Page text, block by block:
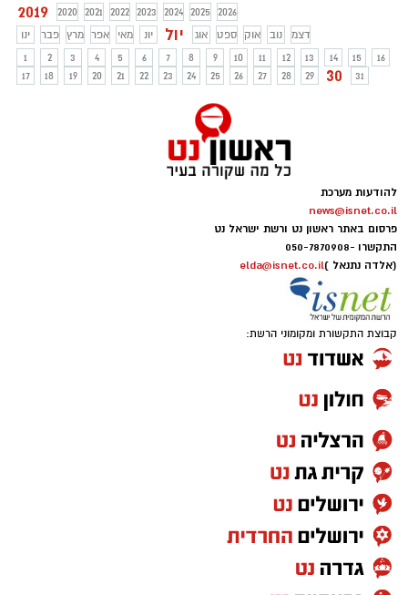
2019 2020 2021 2022 2023 2024 2025
2026
ינו
פבר מרץ אפר מאי יונ יול אוג ספט אוק נוב
דצמ
1
2 3 4 5 6 7 8 9 10 11 12 13 14 15
16
17
18 19 20 21 22 23 24 25 26 27 28 29 30 31
להודעות מערכת
news@isnet.co.il
פרסום באתר ראשון נט ורשת ישראל נט
התקשרו -050-7870908
(אלדה נתנאל )elda@isnet.co.il
קבוצת התקשורת ומקומוני הרשת: